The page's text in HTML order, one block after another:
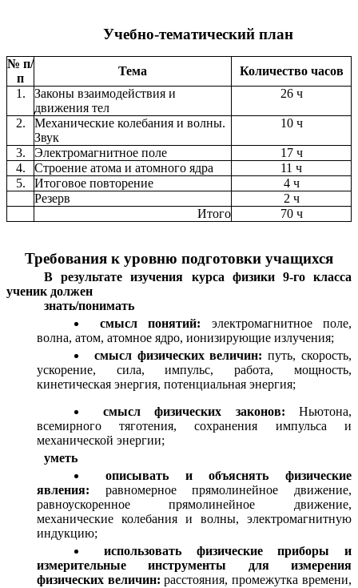
Учебно-тематический план
№ п/
п
Тема
Количество часов
1.
Законы взаимодействия и
движения тел
26 ч
2.
Механические колебания и волны.
Звук
10 ч
3. Электромагнитное поле
17 ч
4.
Строение атома и атомного ядра
11 ч
5.
Итоговое повторение
4 ч
Резерв
2 ч
Итого
70 ч
Требования к уровню подготовки учащихся
В результате изучения курса физики 9-го класса
ученик должен
знать/понимать
смысл понятий: электромагнитное поле,
волна, атом, атомное ядро, ионизирующие излучения;
смысл физических величин:путь, скорость,
ускорение, сила, импульс, работа, мощность,
кинетическая энергия, потенциальная энергия;
смысл физических законов:Ньютона,
всемирного тяготения, сохранения импульса и
механической энергии;
уметь
описывать и объяснять физические
явления:
равномерное прямолинейное движение,
равноускоренное прямолинейное движение,
механические колебания и волны, электромагнитную
индукцию;
использовать физические приборы и
измерительные инструменты для измерения
физических величин:расстояния, промежутка времени,